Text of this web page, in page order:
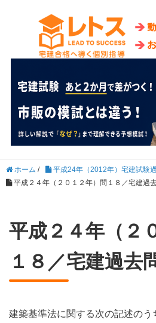
ホーム / 平成24年（2012年）宅建試験
平成２４年（２０１２年）問１８／宅建過
平成２４年（２
１８／宅建過去
建築基準法に関する次の記述の